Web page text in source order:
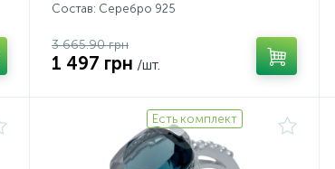
Состав: Серебро 925
3 665.90 грн
1 497 грн /шт.
Есть комплект